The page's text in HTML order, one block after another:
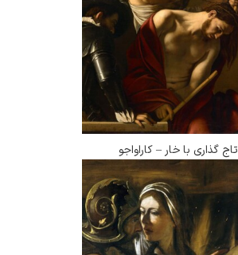
تاج گذاری با خار – کاراواجو